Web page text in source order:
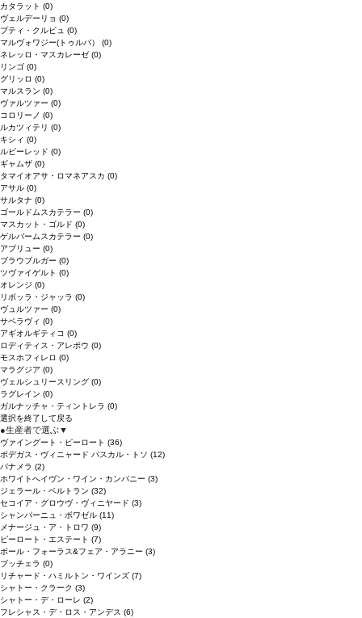
カタラット (0)
ヴェルデーリョ (0)
プティ・クルビュ (0)
マルヴォワジー(トゥルバ） (0)
ネレッロ・マスカレーゼ (0)
リンゴ (0)
グリッロ (0)
マルスラン (0)
ヴァルツァー (0)
コロリーノ (0)
ルカツィテリ (0)
キシィ (0)
ルビーレッド (0)
ギャムザ (0)
タマイオアサ・ロマネアスカ (0)
アサル (0)
サルタナ (0)
ゴールドムスカテラー (0)
マスカット・ゴルド (0)
ゲルバームスカテラー (0)
アブリュー (0)
ブラウブルガー (0)
ツヴァイゲルト (0)
オレンジ (0)
リボッラ・ジャッラ (0)
ヴュルツァー (0)
サペラヴィ (0)
アギオルギティコ (0)
ロディティス・アレポウ (0)
モスホフィレロ (0)
マラグジア (0)
ヴェルシュリースリング (0)
ラグレイン (0)
ガルナッチャ・ティントレラ (0)
選択を終了して戻る
●生産者で選ぶ▼
ヴァイングート・ピーロート (36)
ボデガス・ヴィニャード パスカル・トソ (12)
パナメラ (2)
ホワイトへイヴン・ワイン・カンパニー (3)
ジェラール・ベルトラン (32)
セコイア・グロウヴ・ヴィニヤード (3)
シャンパーニュ・ボワゼル (11)
メナージュ・ア・トロワ (9)
ピーロート・エステート (7)
ボール・フォーラス&フェア・アラニー (3)
ブッチェラ (0)
リチャード・ハミルトン・ワインズ (7)
シャトー・クラーク (3)
シャトー・デ・ローレ (2)
フレシャス・デ・ロス・アンデス (6)